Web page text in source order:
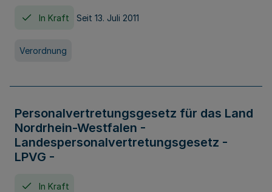
In Kraft Seit 13. Juli 2011
Verordnung
Personalvertretungsgesetz für das Land
Nordrhein-Westfalen -
Landespersonalvertretungsgesetz -
LPVG -
In Kraft